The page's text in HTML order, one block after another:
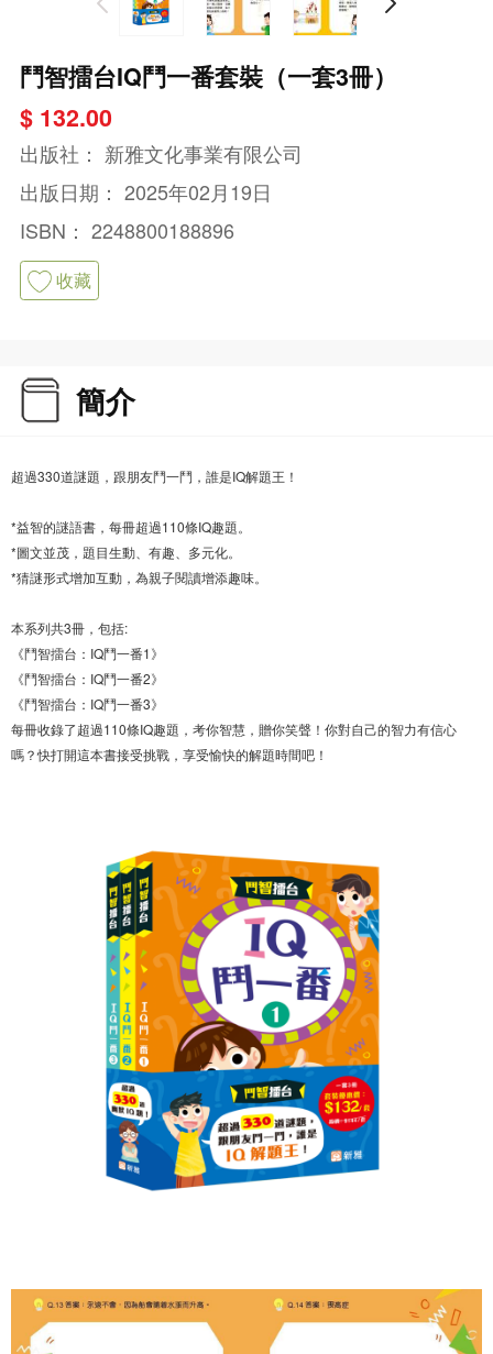
鬥智擂台IQ鬥一番套裝（一套3冊）
$ 132.00
出版社： 新雅文化事業有限公司
出版日期： 2025年02月19日
ISBN： 2248800188896
收藏
簡介
超過330道謎題，跟朋友鬥一鬥，誰是IQ解題王！
*益智的謎語書，每冊超過110條IQ趣題。
*圖文並茂，題目生動、有趣、多元化。
*猜謎形式增加互動，為親子閱讀增添趣味。
本系列共3冊，包括:
《鬥智擂台：IQ鬥一番1》
《鬥智擂台：IQ鬥一番2》
《鬥智擂台：IQ鬥一番3》
每冊收錄了超過110條IQ趣題，考你智慧，贈你笑聲！你對自己的智力有信心
嗎？快打開這本書接受挑戰，享受愉快的解題時間吧！